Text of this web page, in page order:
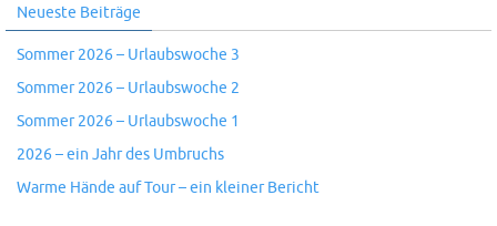
Neueste Beiträge
Sommer 2026 – Urlaubswoche 3
Sommer 2026 – Urlaubswoche 2
Sommer 2026 – Urlaubswoche 1
2026 – ein Jahr des Umbruchs
Warme Hände auf Tour – ein kleiner Bericht